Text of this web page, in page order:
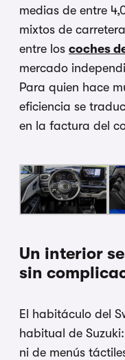
medias de entre
mixtos de
entre los coches
mercado
Para quien hace
eficiencia se
en la factura del
Un interior
sin
El habitáculo del
habitual de
ni de menús